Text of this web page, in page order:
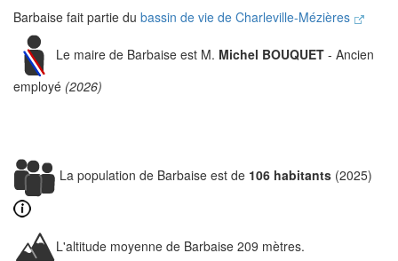
Barbaise fait partie du bassin de vie de Charleville-Mézières
Le maire de Barbaise est M. Michel BOUQUET - Ancien
employé (2026)
La population de Barbaise est de 106 habitants (2025)
L'altitude moyenne de Barbaise 209 mètres.